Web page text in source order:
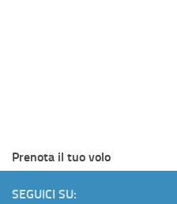
Prenota il tuo volo
SEGUICI SU: